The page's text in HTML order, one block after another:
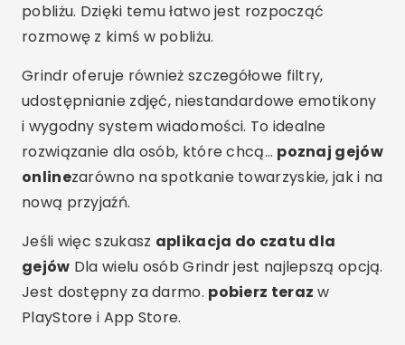
pobliżu. Dzięki temu łatwo jest rozpocząć
rozmowę z kimś w pobliżu.
Grindr oferuje również szczegółowe filtry,
udostępnianie zdjęć, niestandardowe emotikony
i wygodny system wiadomości. To idealne
rozwiązanie dla osób, które chcą… poznaj gejów
onlinezarówno na spotkanie towarzyskie, jak i na
nową przyjaźń.
Jeśli więc szukasz aplikacja do czatu dla
gejów Dla wielu osób Grindr jest najlepszą opcją.
Jest dostępny za darmo. pobierz teraz w
PlayStore i App Store.